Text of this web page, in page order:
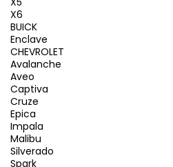
X6
BUICK
Enclave
CHEVROLET
Avalanche
Aveo
Captiva
Cruze
Epica
Impala
Malibu
Silverado
Spark